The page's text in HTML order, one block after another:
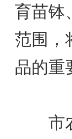
育苗钵
范围，
品的重
市农